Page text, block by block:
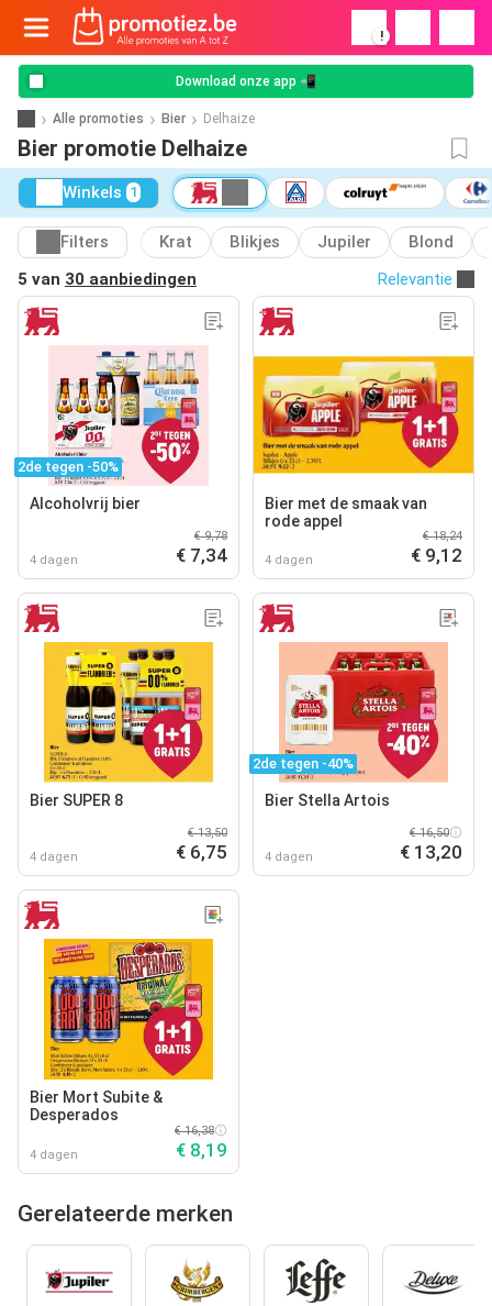
!
Download onze app 📲
Alle promoties Bier Delhaize
Bier promotie Delhaize
Winkels 1
Filters Krat Blikjes Jupiler Blond
5 van 30 aanbiedingen Relevantie
2de tegen -50%
Alcoholvrij bier
4 dagen
€ 9,78
€ 7,34
Bier met de smaak van
rode appel
4 dagen
€ 18,24
€ 9,12
Bier SUPER 8
4 dagen
€ 13,50
€ 6,75
2de tegen -40%
Bier Stella Artois
4 dagen
€ 16,50
€ 13,20
Bier Mort Subite &
Desperados
4 dagen
€ 16,38
€ 8,19
Gerelateerde merken